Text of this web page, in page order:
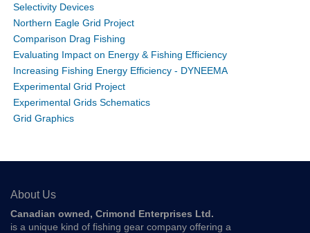
Selectivity Devices
Northern Eagle Grid Project
Comparison Drag Fishing
Evaluating Impact on Energy & Fishing Efficiency
Increasing Fishing Energy Efficiency - DYNEEMA
Experimental Grid Project
Experimental Grids Schematics
Grid Graphics
About Us
Canadian owned, Crimond Enterprises Ltd.
is a unique kind of fishing gear company offering a